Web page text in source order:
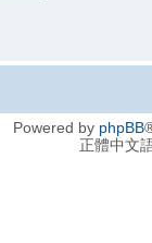
Powered by phpBB
正體中文